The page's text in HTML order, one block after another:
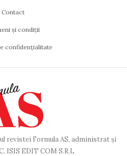
Contact
și condiții
confidențialitate
revistei Formula AS, administrat și
ISIS EDIT COM S.R.L